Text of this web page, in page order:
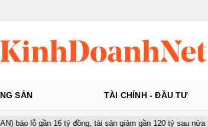
SẢN TÀI CHÍNH - ĐẦU TƯ
16 tỷ đồng, tài sản giảm gần 120 tỷ sau nửa năm